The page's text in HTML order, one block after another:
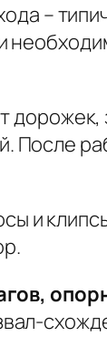
–
дорожек,
и